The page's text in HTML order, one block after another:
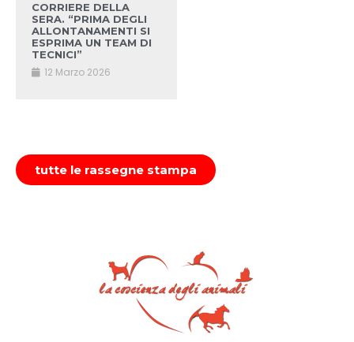
CORRIERE DELLA
SERA. “PRIMA DEGLI
ALLONTANAMENTI SI
ESPRIMA UN TEAM DI
TECNICI”
12 Marzo 2026
tutte le rassegne stampa